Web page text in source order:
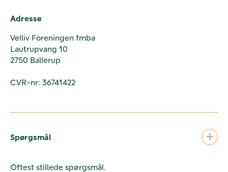
Adresse
Velliv Foreningen fmba
Lautrupvang 10
2750 Ballerup
CVR-nr: 36741422
Spørgsmål
Oftest stillede spørgsmål.